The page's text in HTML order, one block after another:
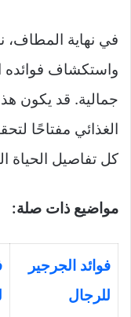
في نهاية المطاف،
واستكشاف فوائده
جمالية. قد يكون
الغذائي مفتاحًا
كل تفاصيل الحياة
مواضيع ذات صلة:
فوائد الجرجير
للرجال